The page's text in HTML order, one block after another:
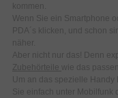
kommen.
Wenn Sie ein Smartphone
PDA´s klicken, und schon
näher.
Aber nicht nur das! Denn
Zubehörteile wie das
Um an das spezielle Handy
Sie einfach unter Mobilfunk